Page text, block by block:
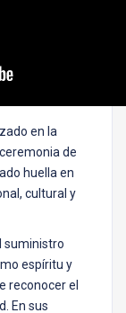
en la
de
huella en
cultural y
suministro
espíritu y
reconocer el
En sus